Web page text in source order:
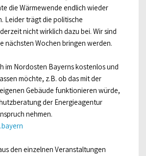
die Wärmewende endlich wieder
Leider trägt die politische
nicht wirklich dazu bei. Wir sind
nächsten Wochen bringen werden.
im Nordosten Bayerns kostenlos und
möchte, z.B. ob das mit der
Gebäude funktionieren würde,
der Energieagentur
nehmen.
den einzelnen Veranstaltungen